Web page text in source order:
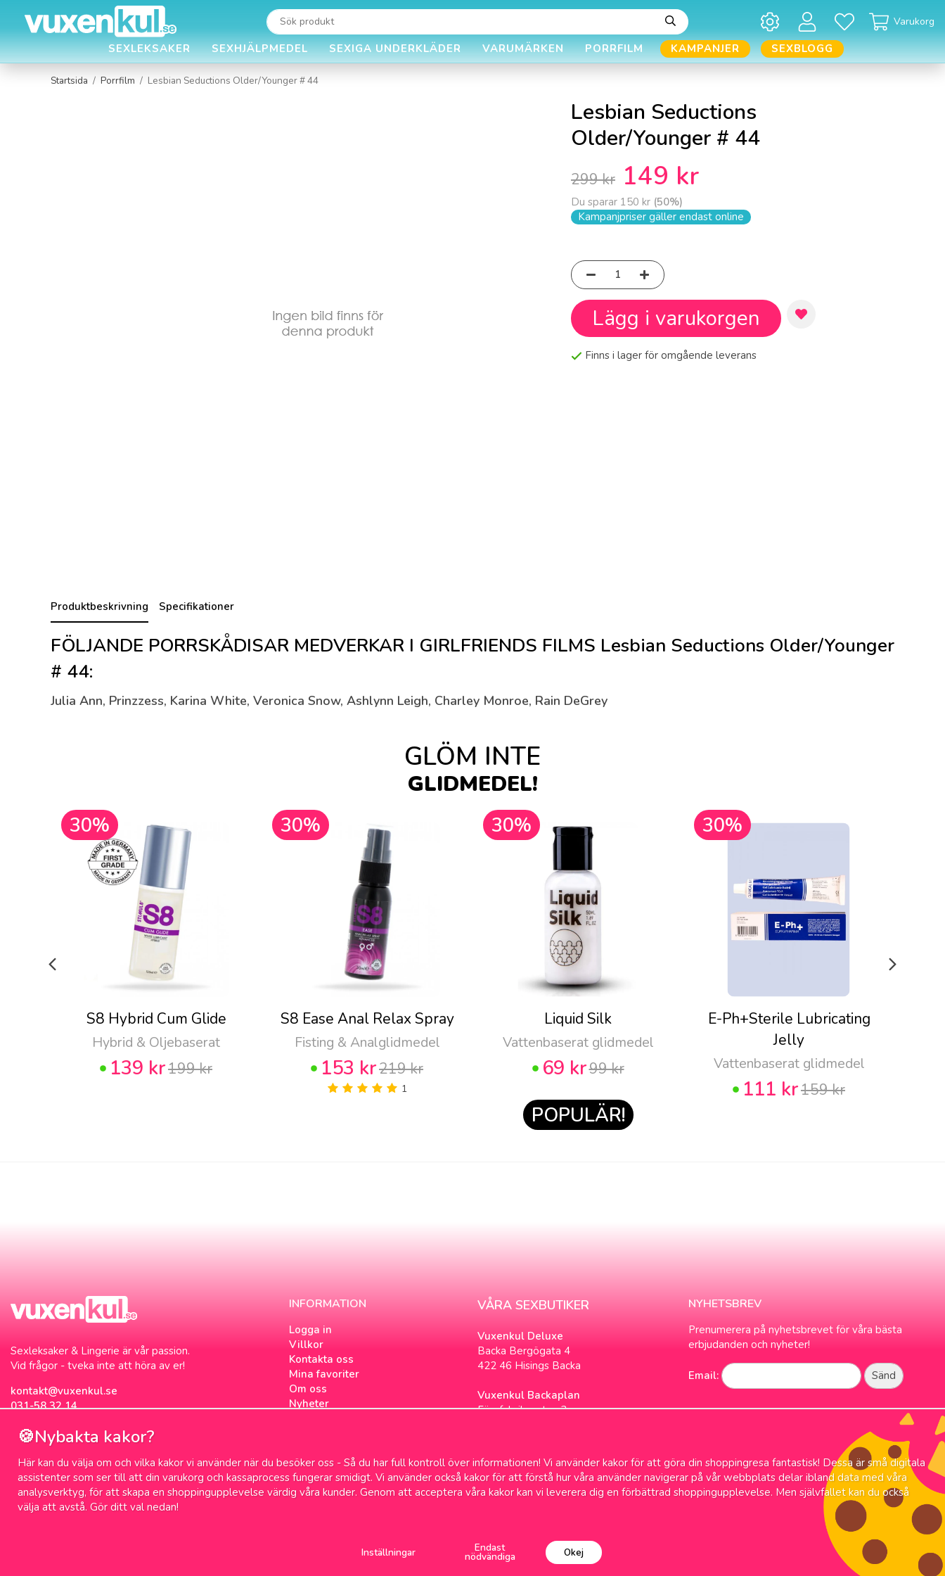
Varukorg
SEXLEKSAKER SEXHJÄLPMEDEL SEXIGA UNDERKLÄDER VARUMÄRKEN PORRFILM KAMPANJER SEXBLOGG
Startsida / Porrfilm / Lesbian Seductions Older/Younger # 44
Lesbian Seductions
Older/Younger # 44
299 kr 149 kr
Du sparar 150 kr (50%)
Kampanjpriser gäller endast online
Lägg i varukorgen
Finns i lager för omgående leverans
Produktbeskrivning Specifikationer
FÖLJANDE PORRSKÅDISAR MEDVERKAR I GIRLFRIENDS FILMS Lesbian Seductions Older/Younger
# 44:
Julia Ann, Prinzzess, Karina White, Veronica Snow, Ashlynn Leigh, Charley Monroe, Rain DeGrey
GLÖM INTE
GLIDMEDEL!
30%
S8 Hybrid Cum Glide
Hybrid & Oljebaserat
139 kr199 kr
30%
S8 Ease Anal Relax Spray
Fisting & Analglidmedel
153 kr219 kr
1
30%
Liquid Silk
Vattenbaserat glidmedel
69 kr99 kr
POPULÄR!
30%
E-Ph+Sterile Lubricating
Jelly
Vattenbaserat glidmedel
111 kr159 kr
Sexleksaker & Lingerie är vår passion.
Vid frågor - tveka inte att höra av er!
kontakt@vuxenkul.se
031-58 32 14
INFORMATION
Logga in
Villkor
Kontakta oss
Mina favoriter
Om oss
Nyheter
Sex & Samlevnad
VÅRA SEXBUTIKER
Vuxenkul Deluxe
Backa Bergögata 4
422 46 Hisings Backa
Vuxenkul Backaplan
Färgfabriksgatan 3
NYHETSBREV
Prenumerera på nyhetsbrevet för våra bästa
erbjudanden och nyheter!
Email:
Alltid låga priser
🍪Nybakta kakor?
Här kan du välja om och vilka kakor vi använder när du besöker oss - Så du har full kontroll över informationen! Vi använder kakor för att göra din shoppingresa fantastisk! Dessa är små digitala
assistenter som ser till att din varukorg och kassaprocess fungerar smidigt. Vi använder också kakor för att förstå hur våra använder navigerar på vår webbplats delar ibland data med våra
analysverktyg, för att skapa en shoppingupplevelse värdig våra kunder. Genom att acceptera våra kakor kan vi leverera dig en förbättrad shoppingupplevelse. Men självfallet kan du också
välja att avstå. Gör ditt val nedan!
Inställningar Endast
nödvändiga Okej